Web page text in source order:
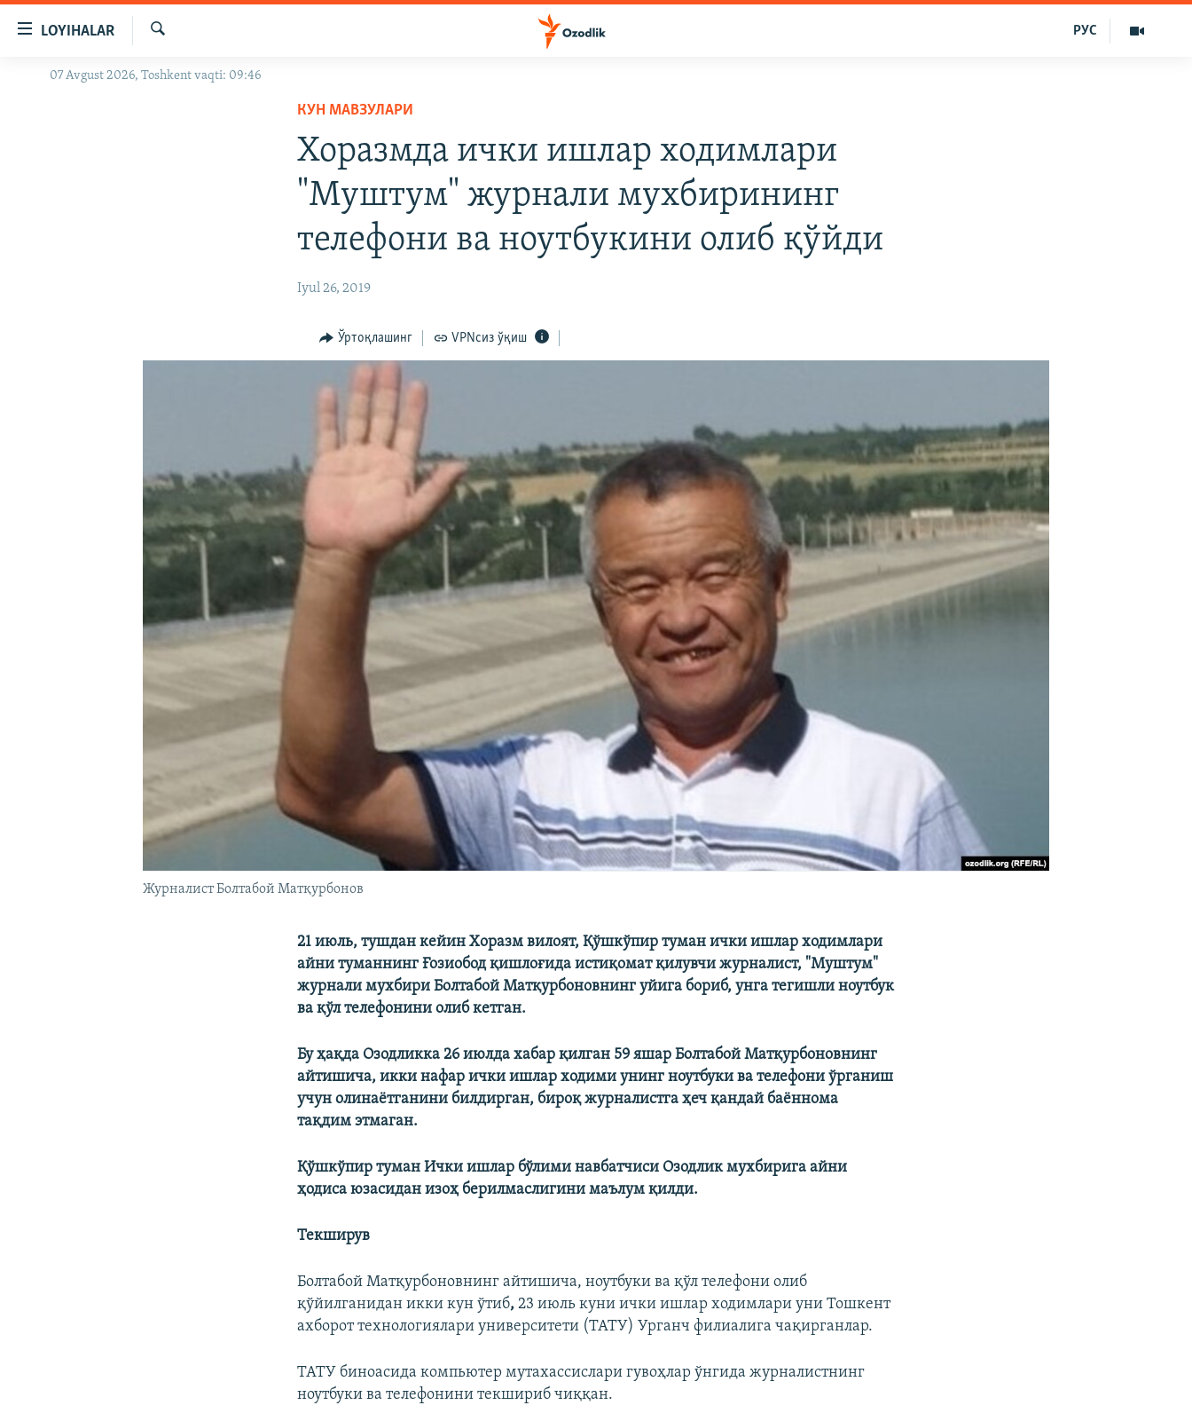
Бош
LOYIHALAR
OZODLIK SURISHTIRUVLARI
Излаш
РУС
07 Avgust 2026, Toshkent vaqti: 09:46
КУН МАВЗУЛАРИ
Хоразмда ички ишлар ходимлари
"Муштум" журнали мухбирининг
телефони ва ноутбукини олиб қўйди
Iyul 26, 2019
Ўртоқлашинг VPNсиз ўқиш
Журналист Болтабой Матқурбонов
21 июль, тушдан кейин Хоразм вилоят, Қўшкўпир туман ички ишлар ходимлари
айни туманнинг Ғозиобод қишлоғида истиқомат қилувчи журналист, "Муштум"
журнали мухбири Болтабой Матқурбоновнинг уйига бориб, унга тегишли ноутбук
ва қўл телефонини олиб кетган.
Бу ҳақда Озодликка 26 июлда хабар қилган 59 яшар Болтабой Матқурбоновнинг
айтишича, икки нафар ички ишлар ходими унинг ноутбуки ва телефони ўрганиш
учун олинаётганини билдирган, бироқ журналистга ҳеч қандай баённома
тақдим этмаган.
Қўшкўпир туман Ички ишлар бўлими навбатчиси Озодлик мухбирига айни
ҳодиса юзасидан изоҳ берилмаслигини маълум қилди.
Текширув
Болтабой Матқурбоновнинг айтишича, ноутбуки ва қўл телефони олиб
қўйилганидан икки кун ўтиб,23 июль куни ички ишлар ходимлари уни Тошкент
ахборот технологиялари университети (ТАТУ) Урганч филиалига чақирганлар.
ТАТУ биноасида компьютер мутахассислари гувоҳлар ўнгида журналистнинг
ноутбуки ва телефонини текшириб чиққан.